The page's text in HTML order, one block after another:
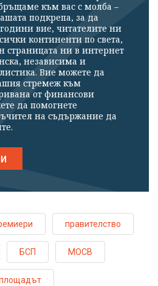
към вас с молба –
подкрепа, за да
вие, читателите ни
континенти по света,
страницата ни в интернет
независима и
Вие можете да
стремеж към
от финансови
да помогнете
на съдържание да
правителство
БСП МОСВ